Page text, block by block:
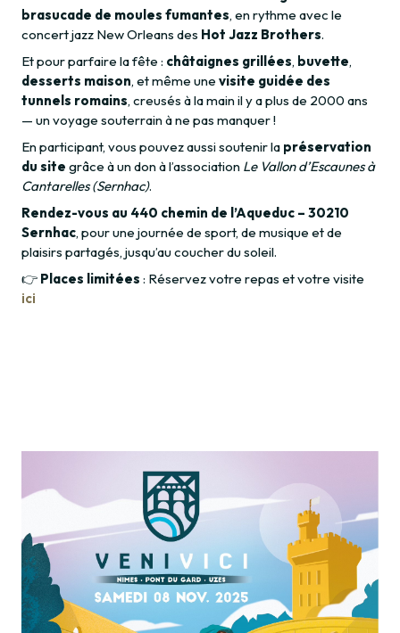
brasucade de moules fumantes, en rythme avec le
concert jazz New Orleans des Hot Jazz Brothers.
Et pour parfaire la fête : châtaignes grillées, buvette,
desserts maison, et même une visite guidée des
tunnels romains, creusés à la main il y a plus de 2000 ans
— un voyage souterrain à ne pas manquer !
En participant, vous pouvez aussi soutenir la préservation
du site grâce à un don à l’association Le Vallon d’Escaunes à
Cantarelles (Sernhac).
Rendez-vous au 440 chemin de l’Aqueduc – 30210
Sernhac, pour une journée de sport, de musique et de
plaisirs partagés, jusqu’au coucher du soleil.
👉 Places limitées : Réservez votre repas et votre visite
ici